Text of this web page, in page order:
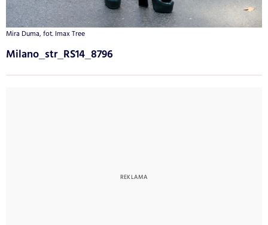
Mira Duma, fot. Imax Tree
Milano_str_RS14_8796